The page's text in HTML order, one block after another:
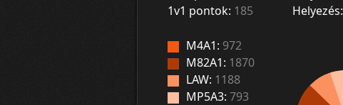
1v1 pontok: 185 Helyezés:
M4A1: 972
M82A1: 1870
LAW: 1188
MP5A3: 793